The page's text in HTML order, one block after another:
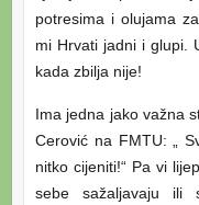
potresima i olujama
mi Hrvati jadni i glupi.
kada zbilja nije!
Ima jedna jako važna
Cerović na FMTU: „
nitko cijeniti!“ Pa vi
sebe sažaljavaju ili